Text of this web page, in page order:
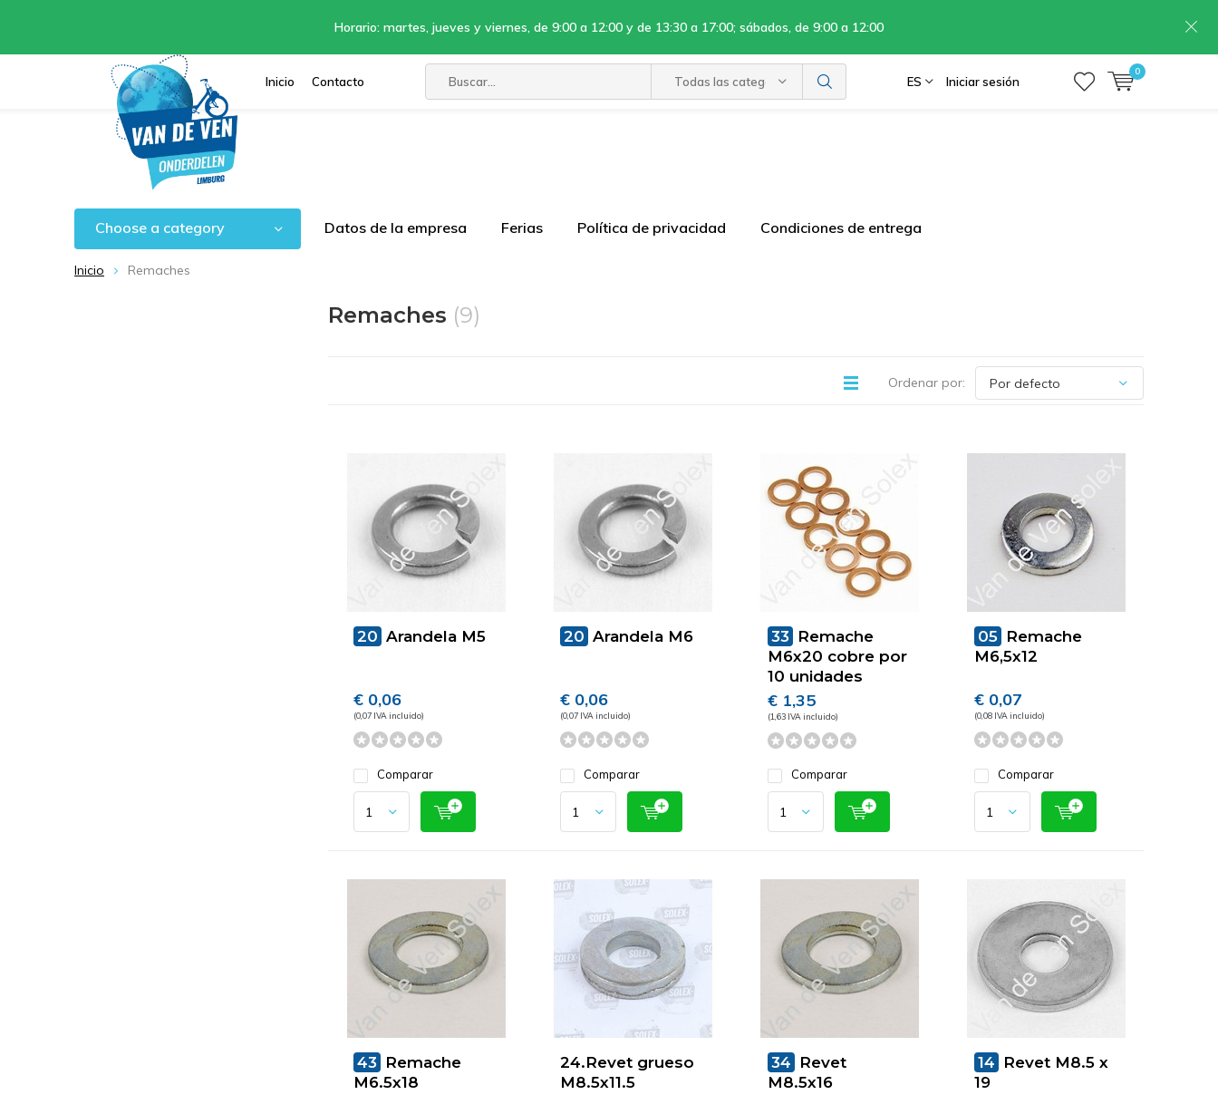
Inicio Contacto Todas las categorías ES Iniciar sesión
0
Horario: martes, jueves y viernes, de 9:00 a 12:00 y de 13:30 a 17:00; sábados, de 9:00 a 12:00
Choose a category Datos de la empresa Ferias Política de privacidad Condiciones de entrega
Inicio Remaches
Remaches (9)
Ordenar por:
20 Arandela M5
€ 0,06
(0,07 IVA incluido)
Comparar
20 Arandela M6
€ 0,06
(0,07 IVA incluido)
Comparar
33 Remache
M6x20 cobre por
10 unidades
€ 1,35
(1,63 IVA incluido)
Comparar
05 Remache
M6,5x12
€ 0,07
(0,08 IVA incluido)
Comparar
43 Remache
M6.5x18
24.Revet grueso
M8.5x11.5
34 Revet
M8.5x16
14 Revet M8.5 x
19